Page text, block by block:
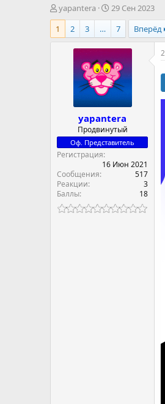
А
в
т
о
yapantera
Д
а
а
н
а
ч
а
л
а
29 Сен 2023
1
2 3 … 7 Вперёд
yapantera
Продвинутый
Оф. Представитель
Регистрация
16 Июн 2021
Сообщения
517
Реакции
3
Баллы
18